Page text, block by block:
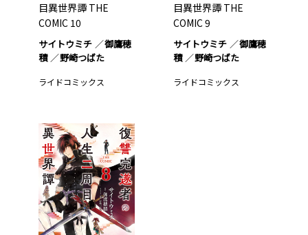
目異世界譚 THE
COMIC 10
サイトウミチ
御鷹穂
積
野崎つばた
ライドコミックス
目異世界譚 THE
COMIC 9
サイトウミチ
御鷹穂
積
野崎つばた
ライドコミックス